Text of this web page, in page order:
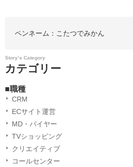
ペンネーム： こたつでみかん
Story’s Category
カテゴリー
■職種
CRM
ECサイト運営
MD・バイヤー
TVショッピング
クリエイティブ
コールセンター